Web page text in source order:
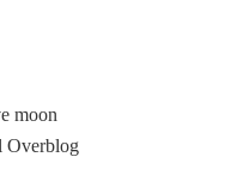
moon
Overblog